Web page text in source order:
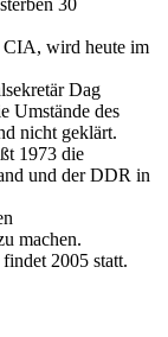
CIA, wird heute im
Dag
Umstände des
nicht geklärt.
1973 die
und der DDR in
machen.
2005 statt.